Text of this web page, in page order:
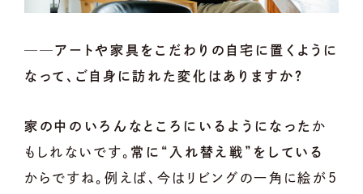
──アートや家具をこだわりの自宅に置くように
なって、ご自身に訪れた変化はありますか？
家の中のいろんなところにいるようになった か
もしれないです。 常に“入れ替え戦”をしている
からですね。例えば、今はリビングの一角に絵が5